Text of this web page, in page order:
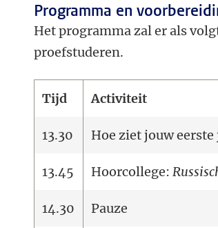
Programma en
Het programma zal er als
proefstuderen.
Tijd Activiteit
13.30 Hoe ziet jouw
13.45 Hoorcollege:
14.30 Pauze